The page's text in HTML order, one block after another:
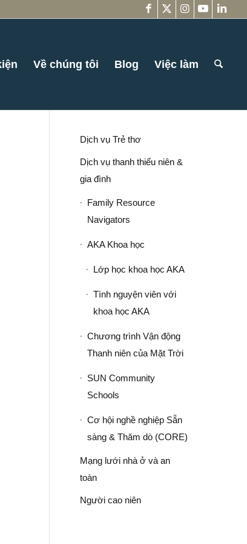
Về chúng tôi Blog Việc làm
Dịch vụ Trẻ thơ
Dịch vụ thanh thiếu niên &
gia đình
Family Resource
Navigators
AKA Khoa học
Lớp học khoa học AKA
Tình nguyện viên với
khoa học AKA
Chương trình Vận động
Thanh niên của Mặt Trời
SUN Community
Schools
Cơ hội nghề nghiệp Sẵn
sàng & Thăm dò (CORE)
Mạng lưới nhà ở và an
toàn
Người cao niên